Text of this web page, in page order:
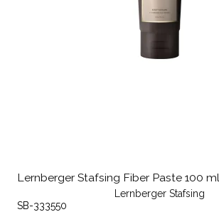
Lernberger Stafsing Fiber Paste 100 ml
Lernberger Stafsing
SB-333550